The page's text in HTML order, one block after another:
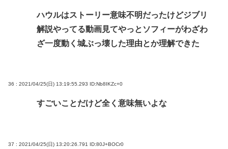
ハウルはストーリー意味不明だったけどジブリ
解説やってる動画見てやっとソフィーがわざわ
ざ一度動く城ぶっ壊した理由とか理解できた
36 : 2021/04/25(日) 13:19:55.293 ID:Nb8IKZc+0
すごいことだけど全く意味無いよな
37 : 2021/04/25(日) 13:20:26.791 ID:80J+BOCr0